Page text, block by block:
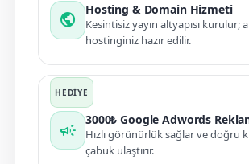
public
Hosting & Domain Hizmeti
Kesintisiz yayın altyapısı kurulur;
hostinginiz hazır edilir.
campaign
3000₺ Google Adwords
Hızlı görünürlük sağlar ve doğru
çabuk ulaştırır.